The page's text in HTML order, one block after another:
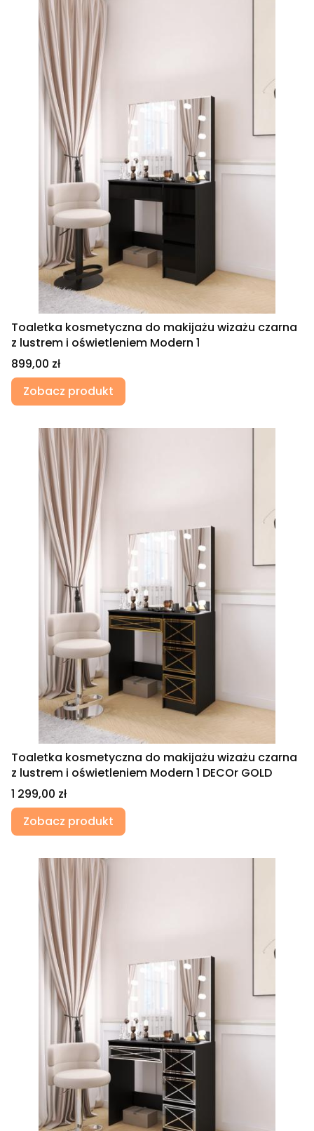
Toaletka kosmetyczna do makijażu wizażu czarna
z lustrem i oświetleniem Modern 1
Cena
899,00 zł
Zobacz produkt
Toaletka kosmetyczna do makijażu wizażu czarna
z lustrem i oświetleniem Modern 1 DECOr GOLD
Cena
1 299,00 zł
Zobacz produkt